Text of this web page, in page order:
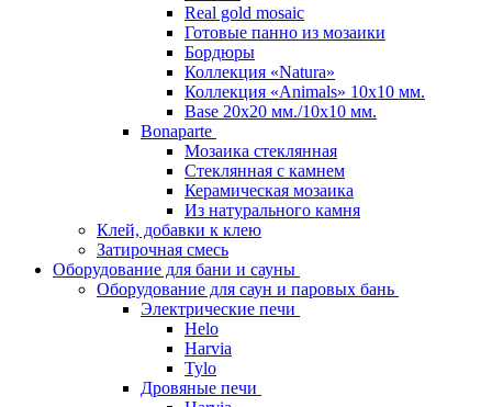
Real gold mosaic
Готовые панно из мозаики
Бордюры
Коллекция «Natura»
Коллекция «Animals» 10х10 мм.
Base 20x20 мм./10х10 мм.
Bonaparte
Мозаика стеклянная
Стеклянная с камнем
Керамическая мозаика
Из натурального камня
Клей, добавки к клею
Затирочная смесь
Оборудование для бани и сауны
Оборудование для саун и паровых бань
Электрические печи
Helo
Harvia
Tylo
Дровяные печи